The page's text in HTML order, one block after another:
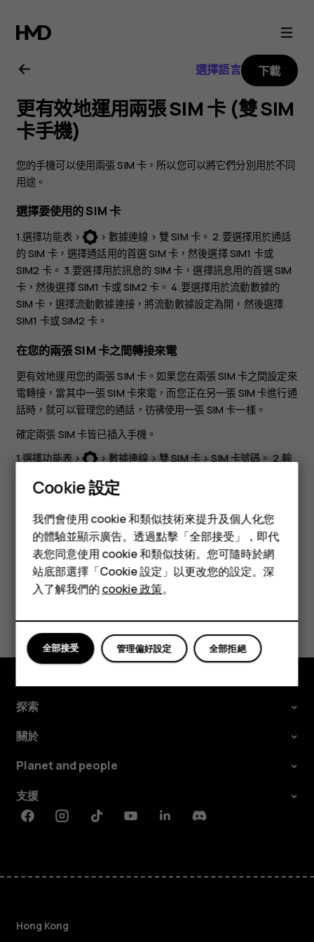
Nokia
3310
3G
用
戶
指
南
智慧型手機
功能型手機
配件
平板電腦
選擇語言 下載
更有效地運用兩張 SIM 卡 (雙 SIM
卡手機)
您的手機可以使用兩張 SIM 卡，所以您可以將它們分別用於不同
用途。
選擇要使用的 SIM 卡
1.選擇功能表> > 數據連線 > 雙 SIM 卡。 2.要選擇用於通話
的 SIM 卡，選擇通話用的首選 SIM 卡 ，然後選擇SIM1 卡或
SIM2 卡。 3.要選擇用於訊息的 SIM 卡，選擇訊息用的首選 SIM
卡 ，然後選擇SIM1 卡或SIM2 卡。 4.要選擇用於流動數據的
SIM 卡，選擇流動數據連接，將流動數據設定為開，然後選擇
SIM1 卡或SIM2 卡。
在您的兩張 SIM 卡之間轉接來電
更有效地運用您的兩張 SIM 卡。如果您在兩張 SIM 卡之間設定來
電轉接，當其中一張 SIM 卡來電，而您正在另一張 SIM 卡進行通
話時，就可以管理您的通話，彷彿使用一張 SIM 卡一樣。
確定兩張 SIM 卡皆已插入手機。
1.選擇功能表> > 數據連線 > 雙 SIM 卡>SIM 卡號碼 。 2.輸
然後選擇兩張 SIM 卡之間
是 否
探索
關於
Planet and people
支援
FacebookInstagramTiktokYoutubeLinkedinDiscord
Hong Kong
Cookie 設定
我們會使用 cookie 和類似技術來提升及個人化您
的體驗並顯示廣告。透過點擊「全部接受」，即代
表您同意使用 cookie 和類似技術。您可隨時於網
站底部選擇「Cookie 設定」以更改您的設定。深
入了解我們的cookie 政策。
全部拒絕
管理偏好設定
全部接受